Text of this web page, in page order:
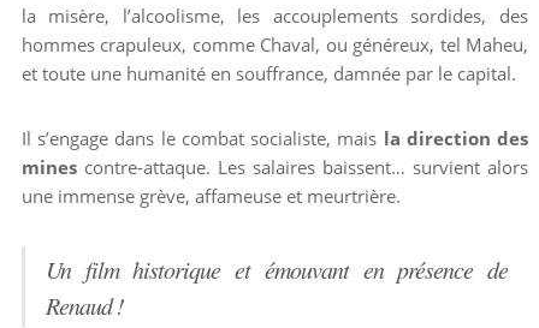
la misère, l’alcoolisme, les accouplements sordides, des
hommes crapuleux, comme Chaval, ou généreux, tel Maheu,
et toute une humanité en souffrance, damnée par le capital.
Il s’engage dans le combat socialiste, mais la direction des
minescontre-attaque. Les salaires baissent… survient alors
une immense grève, affameuse et meurtrière.
Un film historique et émouvant en présence de
Renaud !